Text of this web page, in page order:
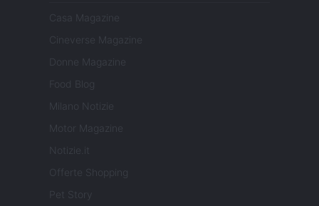
Casa Magazine
Cineverse Magazine
Donne Magazine
Food Blog
Milano Notizie
Motor Magazine
Notizie.it
Offerte Shopping
Pet Story